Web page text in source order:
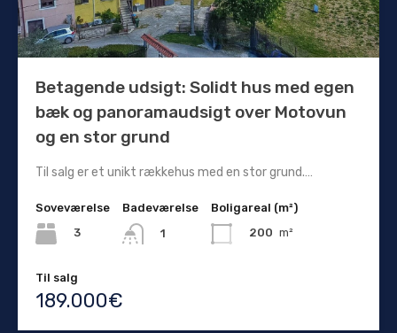
Betagende udsigt: Solidt hus med egen
bæk og panoramaudsigt over Motovun
og en stor grund
Til salg er et unikt rækkehus med en stor grund.…
Soveværelse
3
Badeværelse
1
Boligareal (m²)
200 m²
Til salg
189.000€